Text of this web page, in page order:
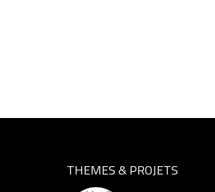
THEMES & PROJETS